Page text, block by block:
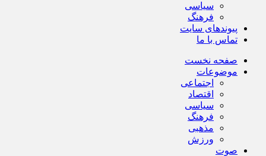
سیاسی
فرهنگ
پیوندهای سایت
تماس با ما
صفحه نخست
موضوعات
اجتماعی
اقتصاد
سیاسی
فرهنگ
مذهبی
ورزش
صوت